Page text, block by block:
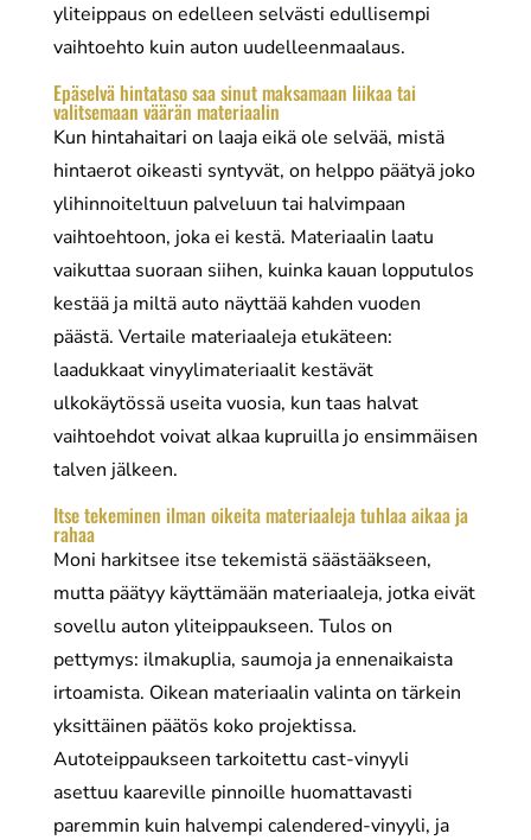
yliteippaus on edelleen selvästi edullisempi
vaihtoehto kuin auton uudelleenmaalaus.
Epäselvä hintataso saa sinut maksamaan liikaa tai
valitsemaan väärän materiaalin
Kun hintahaitari on laaja eikä ole selvää, mistä
hintaerot oikeasti syntyvät, on helppo päätyä joko
ylihinnoiteltuun palveluun tai halvimpaan
vaihtoehtoon, joka ei kestä. Materiaalin laatu
vaikuttaa suoraan siihen, kuinka kauan lopputulos
kestää ja miltä auto näyttää kahden vuoden
päästä. Vertaile materiaaleja etukäteen:
laadukkaat vinyylimateriaalit kestävät
ulkokäytössä useita vuosia, kun taas halvat
vaihtoehdot voivat alkaa kupruilla jo ensimmäisen
talven jälkeen.
Itse tekeminen ilman oikeita materiaaleja tuhlaa aikaa ja
rahaa
Moni harkitsee itse tekemistä säästääkseen,
mutta päätyy käyttämään materiaaleja, jotka eivät
sovellu auton yliteippaukseen. Tulos on
pettymys: ilmakuplia, saumoja ja ennenaikaista
irtoamista. Oikean materiaalin valinta on tärkein
yksittäinen päätös koko projektissa.
Autoteippaukseen tarkoitettu cast-vinyyli
asettuu kaareville pinnoille huomattavasti
paremmin kuin halvempi calendered-vinyyli, ja